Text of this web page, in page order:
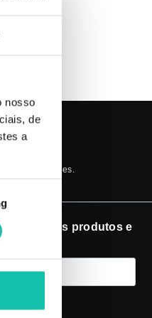
nosso
de
a
e promoções.
os nossos produtos e